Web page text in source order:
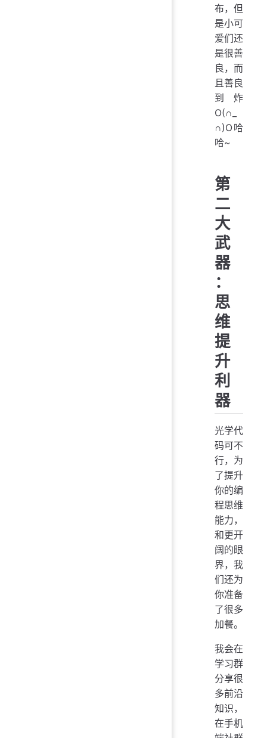
布，但
是小可
爱们还
是很善
良，而
且善良
到炸
O(∩_
∩)O哈
哈~
第
二
大
武
器
：
思
维
提
升
利
器
光学代
码可不
行，为
了提升
你的编
程思维
能力，
和更开
阔的眼
界，我
们还为
你准备
了很多
加餐。
我会在
学习群
分享很
多前沿
知识，
在手机